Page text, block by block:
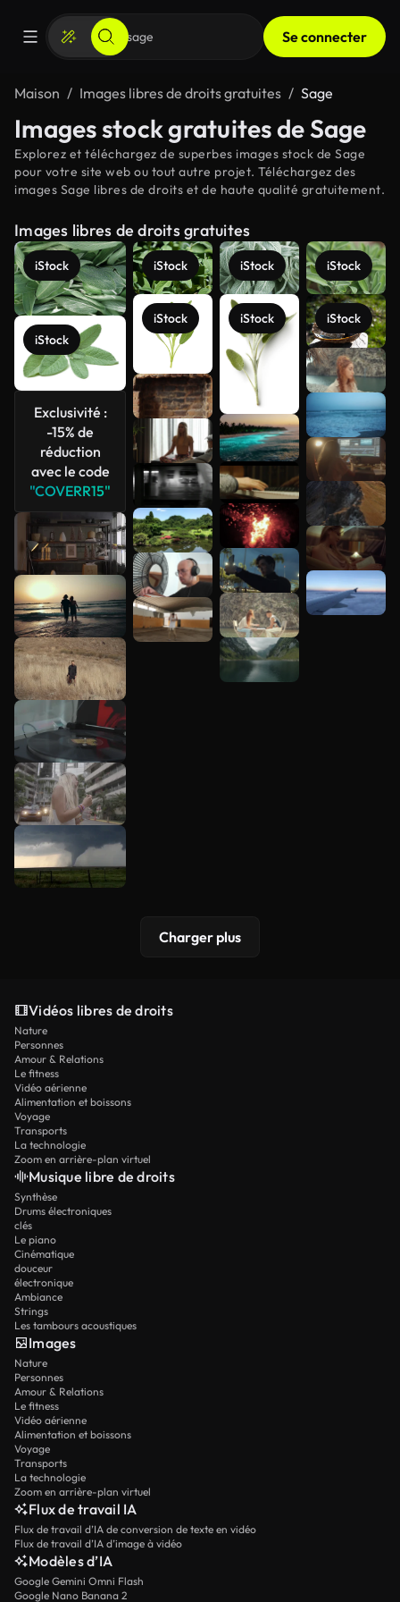
Se connecter
Maison Images libres de droits gratuites Sage
Images stock gratuites de Sage
Explorez et téléchargez de superbes images stock de Sage
pour votre site web ou tout autre projet. Téléchargez des
images Sage libres de droits et de haute qualité gratuitement.
Images libres de droits gratuites
iStock
iStock
Exclusivité :
-15% de
réduction
avec le code
"COVERR15"
iStock
iStock
iStock
iStock
iStock
iStock
Voir plus
Charger plus
Vidéos libres de droits
Nature
Personnes
Amour & Relations
Le fitness
Vidéo aérienne
Alimentation et boissons
Voyage
Transports
La technologie
Zoom en arrière-plan virtuel
Musique libre de droits
Synthèse
Drums électroniques
clés
Le piano
Cinématique
douceur
électronique
Ambiance
Strings
Les tambours acoustiques
Images
Nature
Personnes
Amour & Relations
Le fitness
Vidéo aérienne
Alimentation et boissons
Voyage
Transports
La technologie
Zoom en arrière-plan virtuel
Flux de travail IA
Flux de travail d’IA de conversion de texte en vidéo
Flux de travail d’IA d’image à vidéo
Modèles d’IA
Google Gemini Omni Flash
Google Nano Banana 2